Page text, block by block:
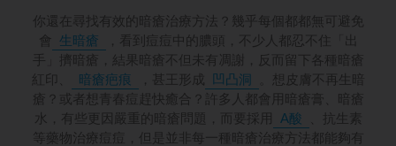
你還在尋找有效的暗瘡治療方法？幾乎每個都都無可避免
會 生暗瘡
，看到痘痘中的膿頭，不少人都忍不住「出
手」擠暗瘡，結果暗瘡不但未有凋謝，反而留下各種暗瘡
紅印、
暗瘡疤痕 ，甚王形成 凹凸洞
。想皮膚不再生暗
瘡？或者想青春痘趕快癒合？許多人都會用暗瘡膏、暗瘡
水，有些更因嚴重的暗瘡問題，而要採用
A酸
、抗生素
等藥物治療痘痘，但是並非每一種暗瘡治療方法都能夠有